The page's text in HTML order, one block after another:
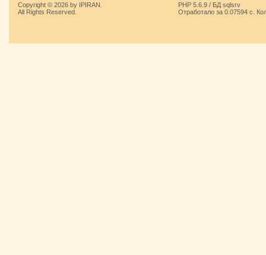
Copyright © 2026 by IPIRAN.
All Rights Reserved.
PHP 5.6.9 / БД sqlsrv
Отработало за 0.07594 с.